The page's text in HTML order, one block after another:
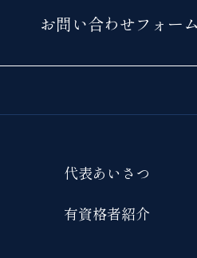
お問い合わせフォーム
代表あいさつ
有資格者紹介